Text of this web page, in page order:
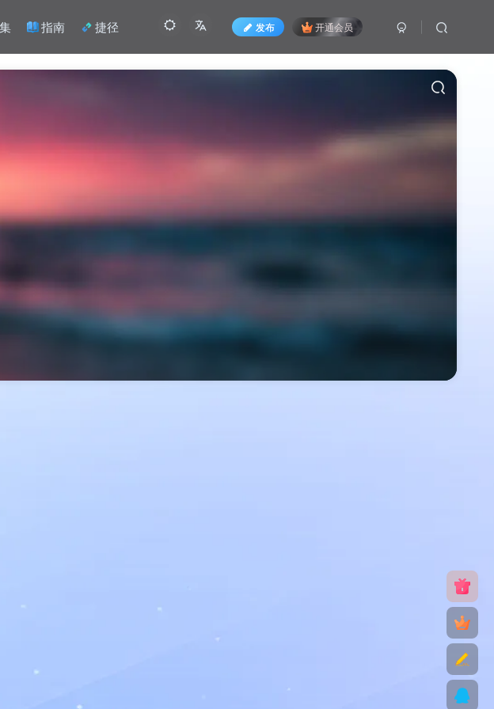
发布 开通会员
指南 捷径
扫码登录